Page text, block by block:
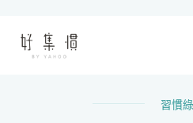
習慣綠